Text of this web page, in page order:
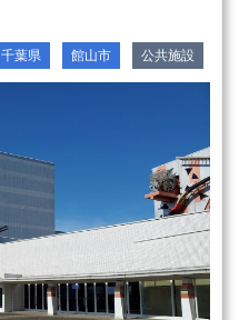
千葉県 館山市 公共施設